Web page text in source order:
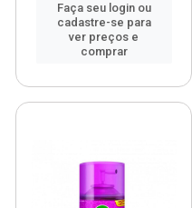
Faça seu login ou
cadastre-se para
ver preços e
comprar